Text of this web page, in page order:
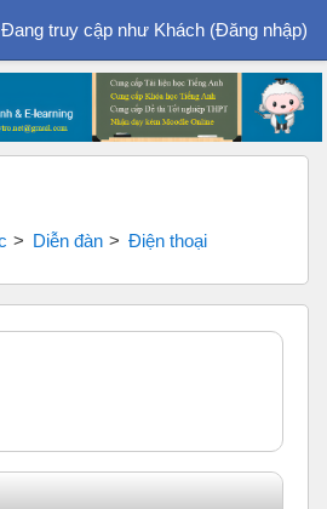
Đang truy cập như Khách (Đăng nhập)
Diễn đàn Điện thoại
đề